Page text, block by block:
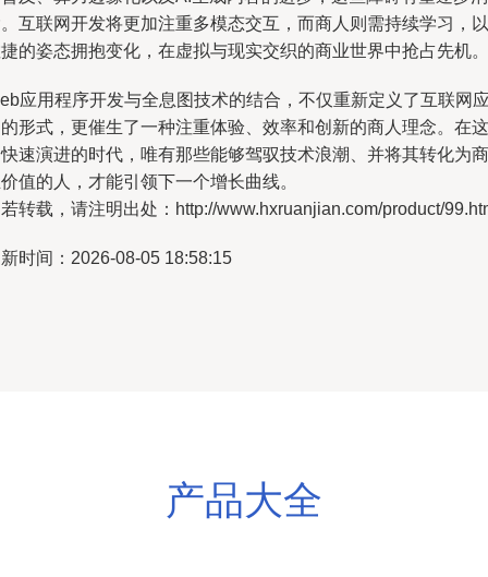
互联网开发将更加注重多模态交互，而商人则需持续学习，以
的姿态拥抱变化，在虚拟与现实交织的商业世界中抢占先机。
应用程序开发与全息图技术的结合，不仅重新定义了互联网
形式，更催生了一种注重体验、效率和创新的商人理念。在这
速演进的时代，唯有那些能够驾驭技术浪潮、并将其转化为商
值的人，才能引领下一个增长曲线。
转载，请注明出处：http://www.hxruanjian.com/product/
时间：2026-08-05 18:58:15
产品大全